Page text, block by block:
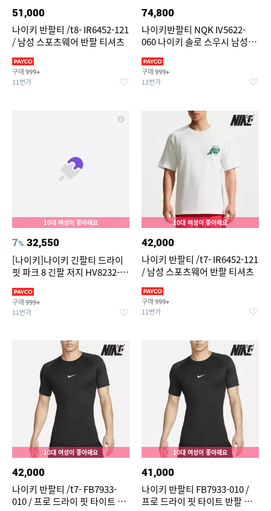
51,000
나이키 반팔티 /t8- IR6452-121
/ 남성 스포츠웨어 반팔 티셔츠
구매 999+
11번가
74,800
나이키반팔티 NQK IV5622-
060 나이키 솔로 스우시 남성용
구매 999+
11번가
10대 여성이 좋아해요
7% 32,550
[나이키]나이키 긴팔티 드라이
핏 파크 8 긴팔 저지 HV8232-
구매 999+
11번가
10대 여성이 좋아해요
42,000
나이키 반팔티 /t7- IR6452-121
/ 남성 스포츠웨어 반팔 티셔츠
구매 999+
11번가
10대 여성이 좋아해요
42,000
나이키 반팔티 /t7- FB7933-
010 / 프로 드라이 핏 타이트 반
10대 여성이 좋아해요
41,000
나이키 반팔티 FB7933-010 /
프로 드라이 핏 타이트 반팔 피